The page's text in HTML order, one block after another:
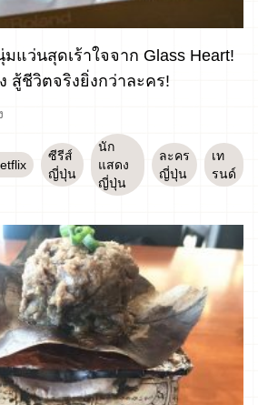
แว่นสุดเร้าใจจาก Glass Heart!
สู้ชีวิตจริงยิ่งกว่าละคร!
ซีรีส์
ญี่ปุ่น
นัก
แสดง
ญี่ปุ่น
ละคร
ญี่ปุ่น
เท
รนด์